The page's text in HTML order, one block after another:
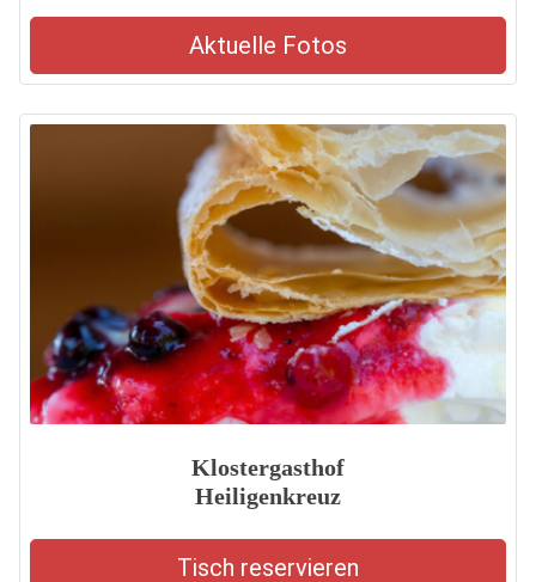
Aktuelle Fotos
Klostergasthof
Heiligenkreuz
Tisch reservieren